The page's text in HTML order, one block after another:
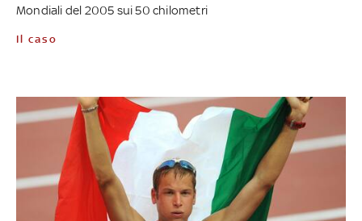
Mondiali del 2005 sui 50 chilometri
Il caso